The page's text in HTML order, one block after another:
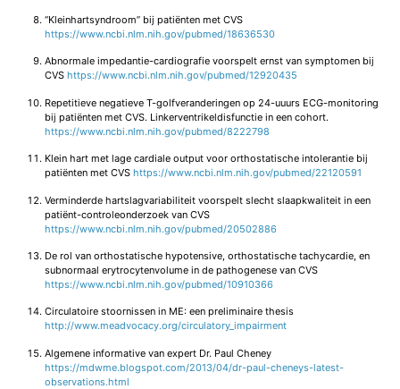
“Kleinhartsyndroom” bij patiënten met CVS
https://www.ncbi.nlm.nih.gov/pubmed/18636530
Abnormale impedantie-cardiografie voorspelt ernst van symptomen bij
CVS https://www.ncbi.nlm.nih.gov/pubmed/12920435
Repetitieve negatieve T-golfveranderingen op 24-uuurs ECG-monitoring
bij patiënten met CVS. Linkerventrikeldisfunctie in een cohort.
https://www.ncbi.nlm.nih.gov/pubmed/8222798
Klein hart met lage cardiale output voor orthostatische intolerantie bij
patiënten met CVS https://www.ncbi.nlm.nih.gov/pubmed/22120591
Verminderde hartslagvariabiliteit voorspelt slecht slaapkwaliteit in een
patiënt-controleonderzoek van CVS
https://www.ncbi.nlm.nih.gov/pubmed/20502886
De rol van orthostatische hypotensive, orthostatische tachycardie, en
subnormaal erytrocytenvolume in de pathogenese van CVS
https://www.ncbi.nlm.nih.gov/pubmed/10910366
Circulatoire stoornissen in ME: een preliminaire thesis
http://www.meadvocacy.org/circulatory_impairment
Algemene informative van expert Dr. Paul Cheney
https://mdwme.blogspot.com/2013/04/dr-paul-cheneys-latest-
observations.html